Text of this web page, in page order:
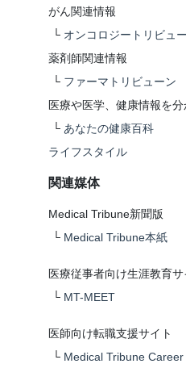
がん関連情報
└ オンコロジートリビュ
薬剤師関連情報
└ ファーマトリビューン
医療や医学、健康情報を
└ あなたの健康百科
ライフスタイル
関連媒体
Medical Tribune新聞版
└ Medical Tribune本紙
医療従事者向け生涯教育サ
└ MT-MEET
医師向け転職支援サイト
└ Medical Tribune Career